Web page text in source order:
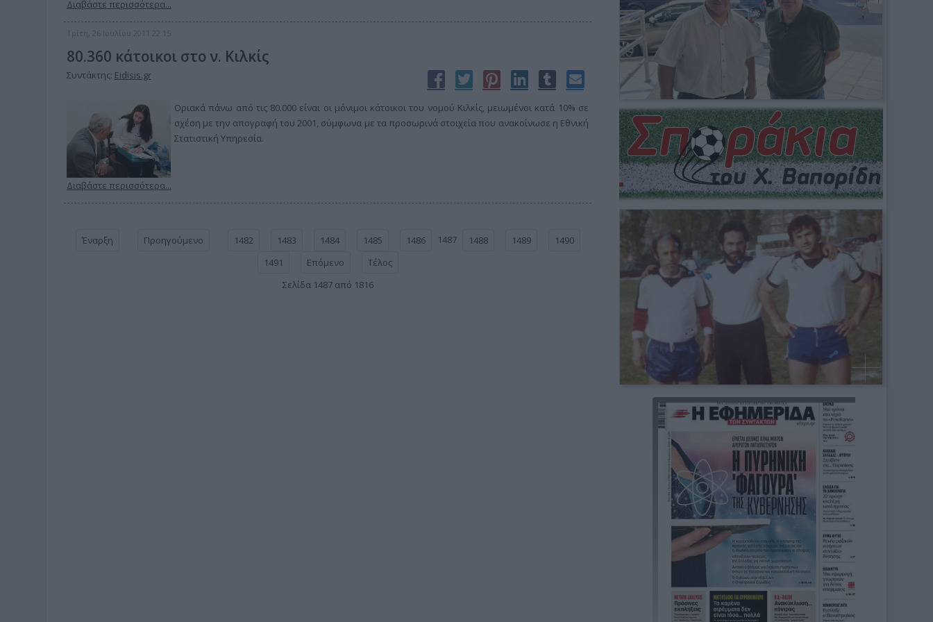
Διαβάστε περισσότερα...
Τρίτη, 26 Ιουλίου 2011 22:15
80.360 κάτοικοι στο ν. Κιλκίς
Συντάκτης: Eidisis.gr
Οριακά πάνω από τις 80.000 είναι οι μόνιμοι κάτοικοι του νομού Κιλκίς, μειωμένοι κατά 10% σε
σχέση με την απογραφή του 2001, σύμφωνα με τα προσωρινά στοιχεία που ανακοίνωσε η Εθνική
Στατιστική Υπηρεσία.
Διαβάστε περισσότερα...
Έναρξη Προηγούμενο 1482 1483 1484 1485 1486 1487 1488 1489
1490
1491
Επόμενο
Τέλος
Σελίδα 1487 από 1816